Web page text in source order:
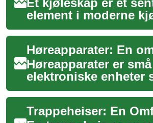
element i moderne
som påvirker
oppbevarer mat og
planlegger måltider.
Høreapparater er små
elektroniske enheter
forsterker lyd for
med hørselstap.
innovative enhetene